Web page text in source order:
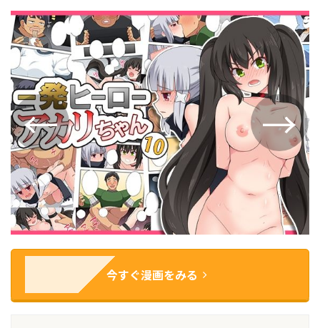
今すぐ漫画をみる